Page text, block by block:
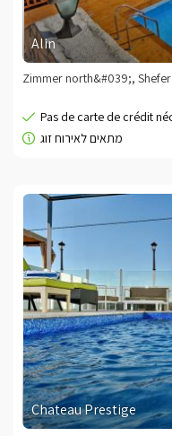
Alin
Zimmer north&#039;, Shefer
Chateau Prestige